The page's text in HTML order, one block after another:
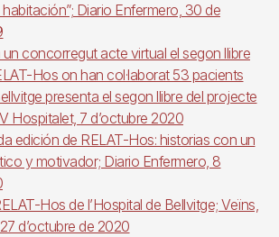
habitación”; Diario Enfermero, 30 de
concorregut acte virtual el segon llibre
Hos on han col·laborat 53 pacients
presenta el segon llibre del projecte
Hospitalet, 7 d’octubre 2020
edición de RELAT-Hos: historias con un
y motivador; Diario Enfermero, 8
Hos de l’Hospital de Bellvitge; Veïns,
d’octubre de 2020